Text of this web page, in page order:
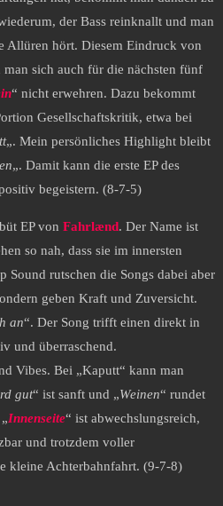
der Bass reinknallt und man
Allüren hört. Diesem Eindruck von
man sich auch für die nächsten fünf
“ nicht erwehren. Dazu bekommt
Gesellschaftskritik, etwa bei
„. Mein persönliches Highlight bleibt
„. Damit kann die erste EP des
begeistern. (8-7-5)
EP von Fahrlænd. Der Name ist
so nah, dass sie im innersten
Sound rutschen die Songs dabei aber
geben Kraft und Zuversicht.
an“. Der Song trifft einen direkt in
und überraschend.
Vibes. Bei „Kaputt“ kann man
gut“ ist sanft und „Weinen“ rundet
Innenseite“ ist abwechslungsreich,
und trotzdem voller
kleine Achterbahnfahrt. (9-7-8)